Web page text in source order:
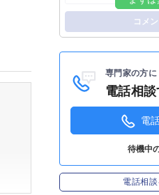
コメ
専門家の方に
電話相
電
待機中
電話相